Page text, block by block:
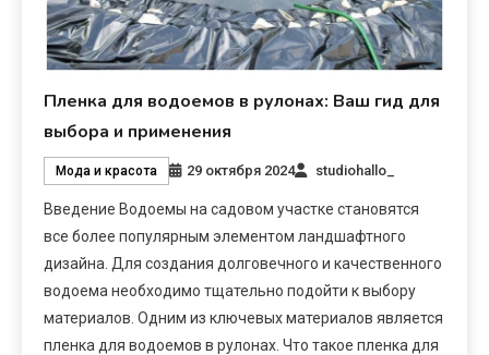
Пленка для водоемов в рулонах: Ваш гид для
выбора и применения
Мода и красота 29 октября 2024 studiohallo_
Введение Водоемы на садовом участке становятся
все более популярным элементом ландшафтного
дизайна. Для создания долговечного и качественного
водоема необходимо тщательно подойти к выбору
материалов. Одним из ключевых материалов является
пленка для водоемов в рулонах. Что такое пленка для